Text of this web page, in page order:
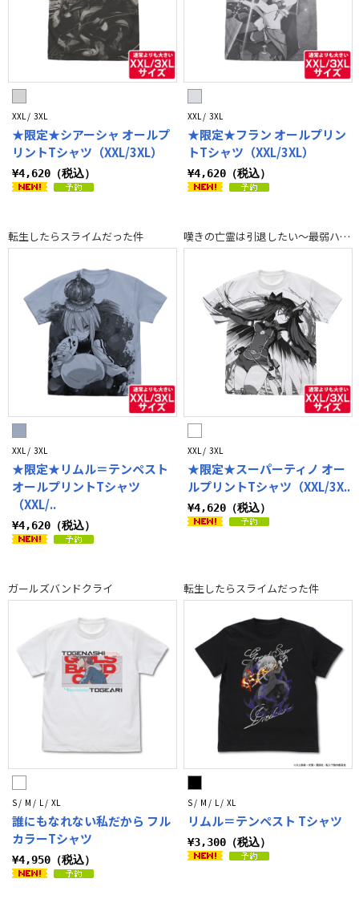
名探偵プリキュア！
映画『君と花火と約束と』
ワンピース
TVアニメ「スノウボールアース」
Summer Pockets REFLECTION BLUE
この素晴らしい世界に祝福を！
EVANGELION 灰系 白系
黒系
ベージュ系
XXL / 3XL
★限定★シアーシャ オールプ
リントTシャツ（XXL/3XL）
¥4,620（税込）
XXL / 3XL
★限定★フラン オールプリン
トTシャツ（XXL/3XL）
¥4,620（税込）
転生したらスライムだった件
XXL / 3XL
★限定★リムル＝テンペスト
オールプリントTシャツ
（XXL/..
¥4,620（税込）
嘆きの亡霊は引退したい～最弱ハンターによる最強パーティ育成術～
XXL / 3XL
★限定★スーパーティノ オー
ルプリントTシャツ（XXL/3X..
¥4,620（税込）
ガールズバンドクライ
S / M / L / XL
誰にもなれない私だから フル
カラーTシャツ
¥4,950（税込）
転生したらスライムだった件
S / M / L / XL
リムル＝テンペスト Tシャツ
¥3,300（税込）